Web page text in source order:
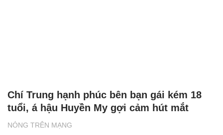
NÓNG TRÊN MẠNG
Chí Trung hạnh phúc bên bạn gái kém 18
tuổi, á hậu Huyền My gợi cảm hút mắt